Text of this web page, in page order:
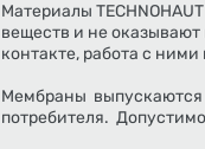
Материалы
веществ и не
контакте, работа с
Мембраны выпускаются
потребителя.